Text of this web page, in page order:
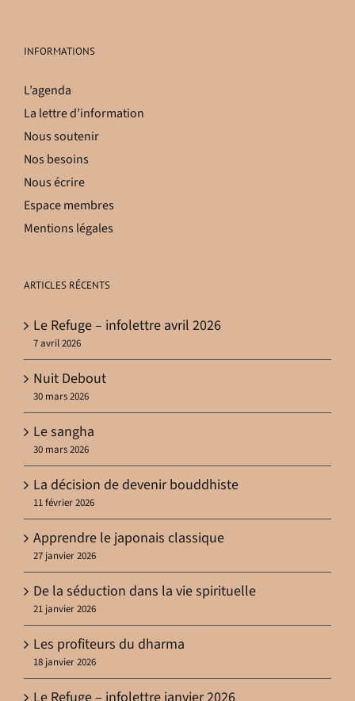
INFORMATIONS
L’agenda
La lettre d’information
Nous soutenir
Nos besoins
Nous écrire
Espace membres
Mentions légales
ARTICLES RÉCENTS
Le Refuge – infolettre avril 2026
7 avril 2026
Nuit Debout
30 mars 2026
Le sangha
30 mars 2026
La décision de devenir bouddhiste
11 février 2026
Apprendre le japonais classique
27 janvier 2026
De la séduction dans la vie spirituelle
21 janvier 2026
Les profiteurs du dharma
18 janvier 2026